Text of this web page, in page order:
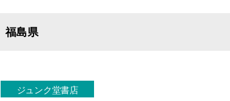
福島県
ジュンク堂書店